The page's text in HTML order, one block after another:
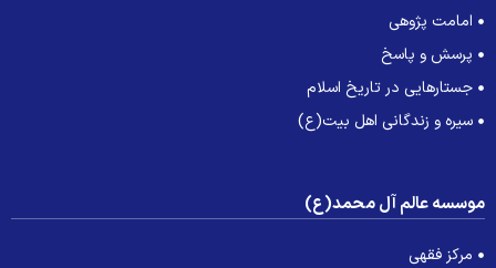
امامت پژوهی
پرسش و پاسخ
جستارهایی در تاریخ اسلام
سیره و زندگانی اهل بیت(ع)
عالم آل محمد(ع)
مرکز فقهی